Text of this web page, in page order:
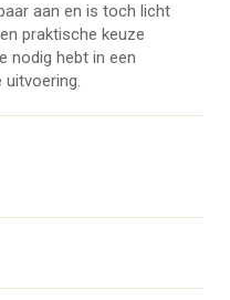
aan en is toch licht
praktische keuze
nodig hebt in een
uitvoering.